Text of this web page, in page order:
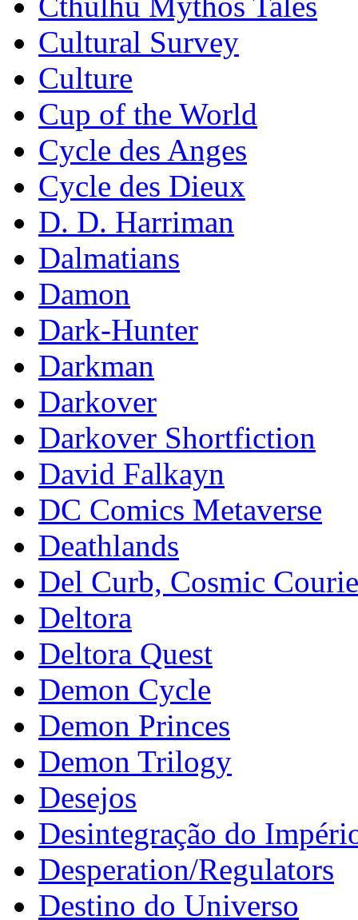
Cultural Survey
Culture
Cup of the World
Cycle des Anges
Cycle des Dieux
D. D. Harriman
Dalmatians
Damon
Dark-Hunter
Darkman
Darkover
Darkover Shortfiction
David Falkayn
DC Comics Metaverse
Deathlands
Del Curb, Cosmic
Deltora
Deltora Quest
Demon Cycle
Demon Princes
Demon Trilogy
Desejos
Desintegração do
Desperation/Regulators
Destino do Universo